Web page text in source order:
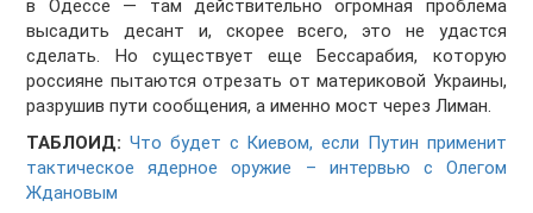
в Одессе — там действительно огромная проблема
высадить десант и, скорее всего, это не удастся
сделать. Но существует еще Бессарабия, которую
россияне пытаются отрезать от материковой Украины,
разрушив пути сообщения, а именно мост через Лиман.
ТАБЛОИД: Что будет с Киевом, если Путин применит
тактическое ядерное оружие – интервью с Олегом
Ждановым